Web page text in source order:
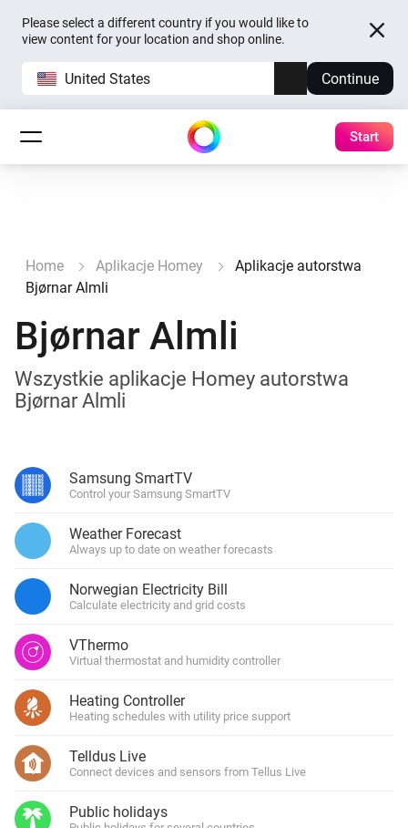
Please select a different country if you would like to
view content for your location and shop online.
United States Continue
Start
Home Aplikacje Homey
Aplikacje autorstwa
Bjørnar Almli
Bjørnar Almli
Wszystkie aplikacje Homey autorstwa
Bjørnar Almli
Samsung SmartTV
Control your Samsung SmartTV
Weather Forecast
Always up to date on weather forecasts
Norwegian Electricity Bill
Calculate electricity and grid costs
VThermo
Virtual thermostat and humidity controller
Heating Controller
Heating schedules with utility price support
Telldus Live
Connect devices and sensors from Tellus Live
Public holidays